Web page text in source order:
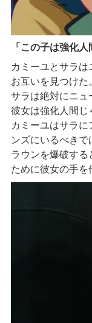
「この子は強化人
カミーユとサラ
お互いを見つけた
サラは絶対にニュ
彼女は強化人間じ
カミーユはサラ
ンズにいるべき
ラウンを爆破する
ために彼女の手を